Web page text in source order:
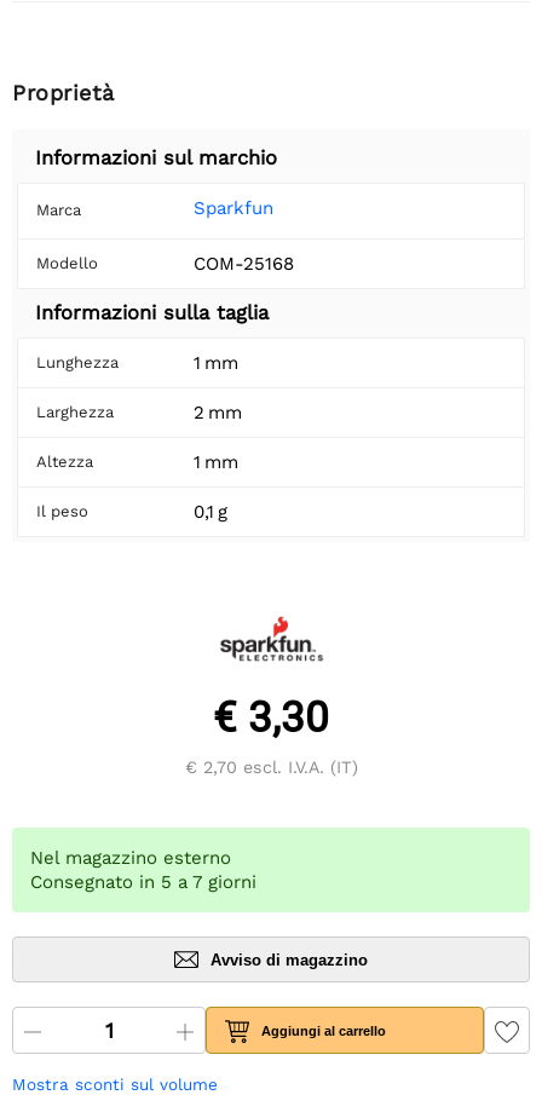
Proprietà
Informazioni sul marchio
Marca Sparkfun
Modello COM-25168
Informazioni sulla taglia
Lunghezza 1 mm
Larghezza 2 mm
Altezza 1 mm
Il peso 0,1 g
€ 3,30
€ 2,70 escl. I.V.A. (IT)
Nel magazzino esterno
Consegnato in 5 a 7 giorni
Avviso di magazzino
Aggiungi al carrello
Mostra sconti sul volume